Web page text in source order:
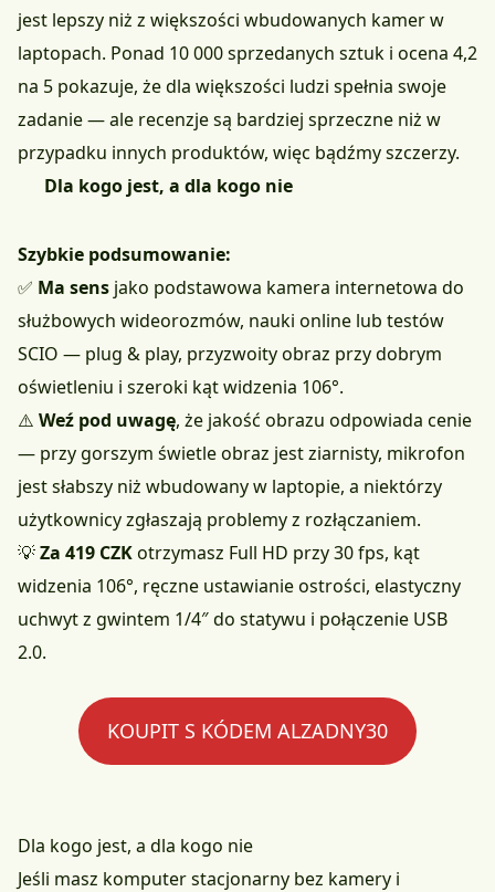
jest lepszy niż z większości wbudowanych kamer w
laptopach. Ponad 10 000 sprzedanych sztuk i ocena 4,2
na 5 pokazuje, że dla większości ludzi spełnia swoje
zadanie — ale recenzje są bardziej sprzeczne niż w
przypadku innych produktów, więc bądźmy szczerzy.
Dla kogo jest, a dla kogo nie
Szybkie podsumowanie:
✅ Ma sens jako podstawowa kamera internetowa do
służbowych wideorozmów, nauki online lub testów
SCIO — plug & play, przyzwoity obraz przy dobrym
oświetleniu i szeroki kąt widzenia 106°.
⚠️ Weź pod uwagę, że jakość obrazu odpowiada cenie
— przy gorszym świetle obraz jest ziarnisty, mikrofon
jest słabszy niż wbudowany w laptopie, a niektórzy
użytkownicy zgłaszają problemy z rozłączaniem.
💡Za 419 CZKotrzymasz Full HD przy 30 fps, kąt
widzenia 106°, ręczne ustawianie ostrości, elastyczny
uchwyt z gwintem 1/4″ do statywu i połączenie USB
2.0.
KOUPIT S KÓDEM ALZADNY30
Dla kogo jest, a dla kogo nie
Jeśli masz komputer stacjonarny bez kamery i